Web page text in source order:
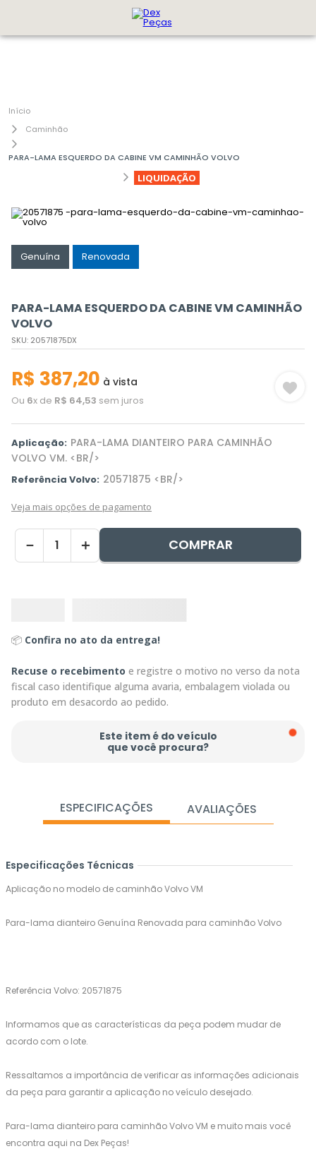
Caminhão
PARA-LAMA ESQUERDO DA CABINE VM CAMINHÃO VOLVO
LIQUIDAÇÃO
Genuína Renovada
PARA-LAMA ESQUERDO DA CABINE VM CAMINHÃO
VOLVO
SKU: 20571875DX
R$ 387,20 à vista
Ou 6x de R$ 64,53 sem juros
Aplicação: PARA-LAMA DIANTEIRO PARA CAMINHÃO
VOLVO VM. <BR/>
Referência Volvo: 20571875 <BR/>
Veja mais opções de pagamento
＋
－ COMPRAR
📦 Confira no ato da entrega!
Recuse o recebimento e registre o motivo no verso da nota
fiscal caso identifique alguma avaria, embalagem violada ou
produto em desacordo ao pedido.
Este item é do veículo
que você procura?
ESPECIFICAÇÕES AVALIAÇÕES
Especificações Técnicas
Aplicação no modelo de caminhão Volvo VM
Para-lama dianteiro Genuína Renovada para caminhão Volvo
Referência Volvo: 20571875
Informamos que as características da peça podem mudar de
acordo com o lote.
Ressaltamos a importância de verificar as informações adicionais
da peça para garantir a aplicação no veículo desejado.
Para-lama dianteiro para caminhão Volvo VM e muito mais você
encontra aqui na Dex Peças!